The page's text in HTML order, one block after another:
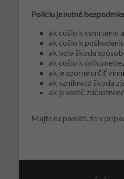
Políciu je nutné
ak došlo k usmrteniu
ak došlo k
ak bola škoda
ak došlo k úniku
ak je sporné určiť
ak vzniknutá škoda
ak je vodič
Majte na pamäti, že v